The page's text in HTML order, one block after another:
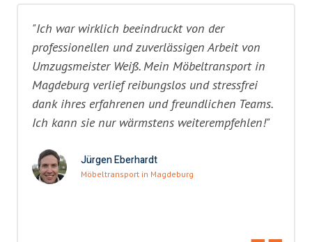
"Ich war wirklich beeindruckt von der
professionellen und zuverlässigen Arbeit von
Umzugsmeister Weiß. Mein Möbeltransport in
Magdeburg verlief reibungslos und stressfrei
dank ihres erfahrenen und freundlichen Teams.
Ich kann sie nur wärmstens weiterempfehlen!"
Jürgen Eberhardt
Möbeltransport in Magdeburg